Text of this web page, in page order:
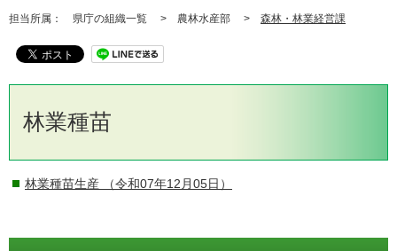
担当所属： 県庁の組織一覧 > 農林水産部 > 森林・林業経営課
林業種苗
林業種苗生産 （令和07年12月05日）